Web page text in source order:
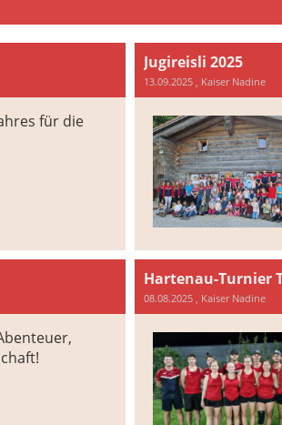
für die
Jugireisli 2025
13.09.2025, Kaiser Nadine
Hartenau-Turnier
08.08.2025, Kaiser Nadine